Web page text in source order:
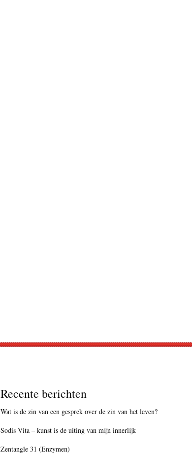
Recente berichten
Wat is de zin van een gesprek over de zin van het leven?
Sodis Vita – kunst is de uiting van mijn innerlijk
Zentangle 31 (Enzymen)